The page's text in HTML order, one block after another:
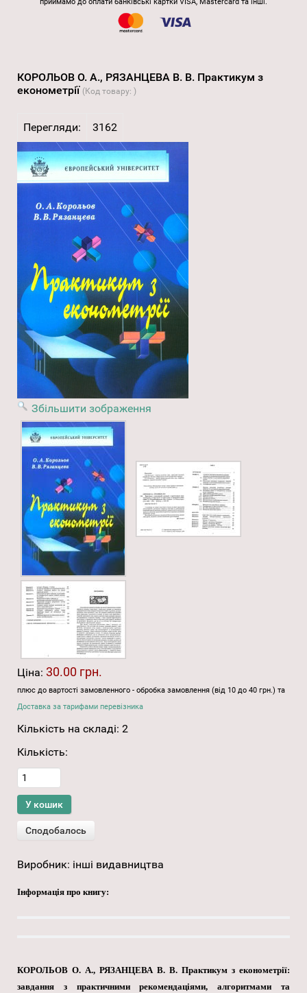
КОРОЛЬОВ О. А., РЯЗАНЦЕВА В. В. Практикум з
економетрії (Код товару: )
Перегляди: 3162
Збільшити зображення
Ціна: 30.00 грн.
плюс до вартості замовленного - обробка замовлення (від 10 до 40 грн.) та
Доставка за тарифами перевізника
Кількість на складі: 2
Кількість:
Виробник: інші видавництва
Інформація про книгу:
КОРОЛЬОВ О. А., РЯЗАНЦЕВА В. В. Практикум з економетрії:
завдання з практичними рекомендаціями, алгоритмами та